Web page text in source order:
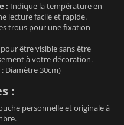
: Indique la température en
lecture facile et rapide.
trous pour une fixation
être visible sans être
à votre décoration.
Diamètre 30cm)
:
personnelle et originale à